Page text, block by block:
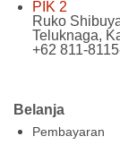
Belanja
Pembayaran
PIK 2
Ruko
Teluknaga,
+62 811-